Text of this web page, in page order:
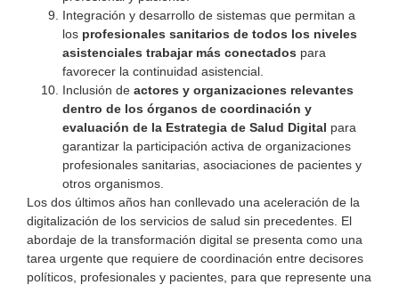
Integración y desarrollo de sistemas que permitan a
los profesionales sanitarios de todos los niveles
asistenciales trabajar más conectados para
favorecer la continuidad asistencial.
Inclusión de actores y organizaciones relevantes
dentro de los órganos de coordinación y
evaluación de la Estrategia de Salud Digital para
garantizar la participación activa de organizaciones
profesionales sanitarias, asociaciones de pacientes y
otros organismos.
Los dos últimos años han conllevado una aceleración de la
digitalización de los servicios de salud sin precedentes. El
abordaje de la transformación digital se presenta como una
tarea urgente que requiere de coordinación entre decisores
políticos, profesionales y pacientes, para que represente una